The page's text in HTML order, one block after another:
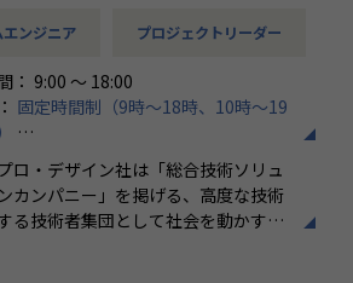
形部品の設計開発業務
ンジニアの現場力と技術コンサルテ
解決から価値創造までを一貫して支援
ションカンパニーです。
多様なプロジェクトからエンジニア
ンジニア プロジェクトリーダー
： 9:00 ～ 18:00
固定時間制（9時～18時、10時～19
働の有無： 有（月平均20時間）
： 60分
ロ・デザイン社は「総合技術ソリュ
カンパニー」を掲げる、高度な技術
る技術者集団として社会を動かすこ